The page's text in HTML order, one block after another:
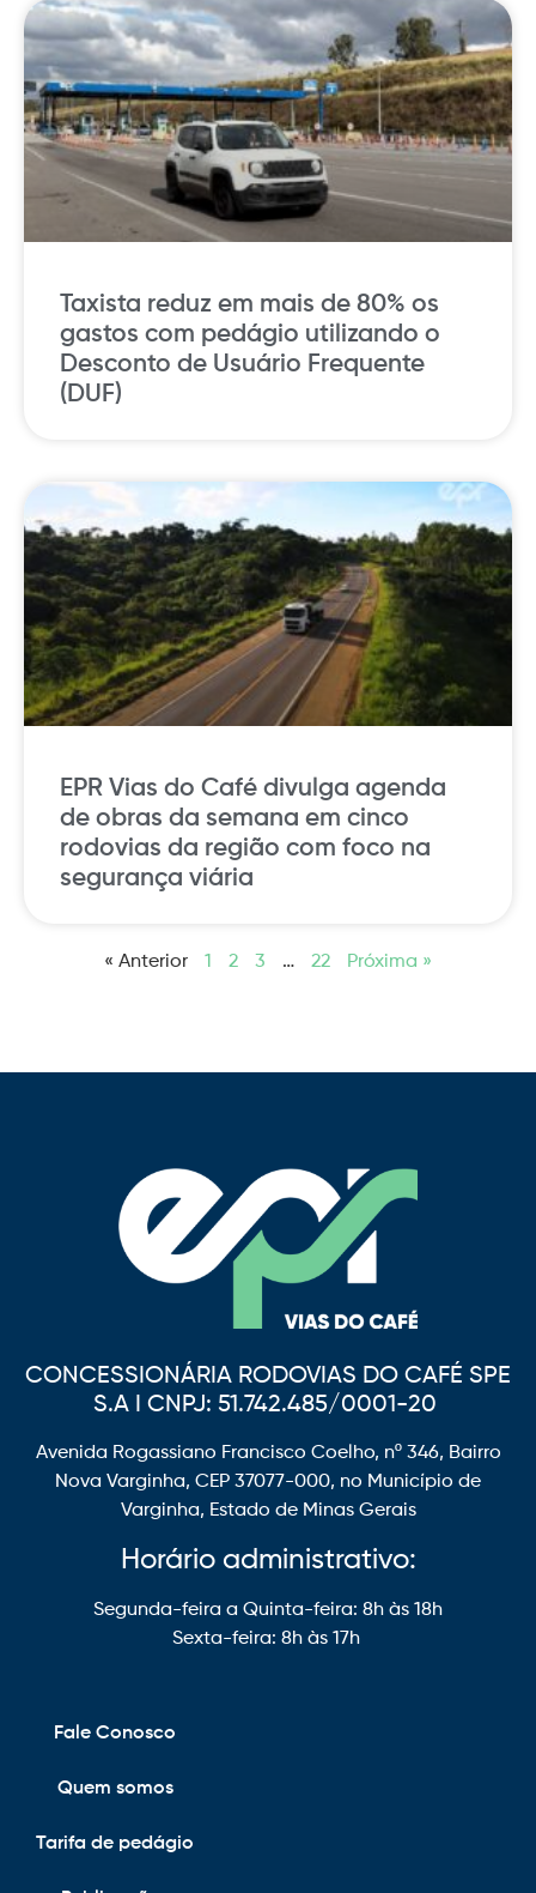
Taxista reduz em mais de 80% os
gastos com pedágio utilizando o
Desconto de Usuário Frequente
(DUF)
EPR Vias do Café divulga agenda
de obras da semana em cinco
rodovias da região com foco na
segurança viária
« Anterior 1 2 3 … 22 Próxima »
CONCESSIONÁRIA RODOVIAS DO CAFÉ SPE
S.A I CNPJ: 51.742.485/0001-20
Avenida Rogassiano Francisco Coelho, nº 346, Bairro
Nova Varginha, CEP 37077-000, no Município de
Varginha, Estado de Minas Gerais
Horário administrativo:
Segunda-feira a Quinta-feira: 8h às 18h
Sexta-feira: 8h às 17h
Fale Conosco
Quem somos
Tarifa de pedágio